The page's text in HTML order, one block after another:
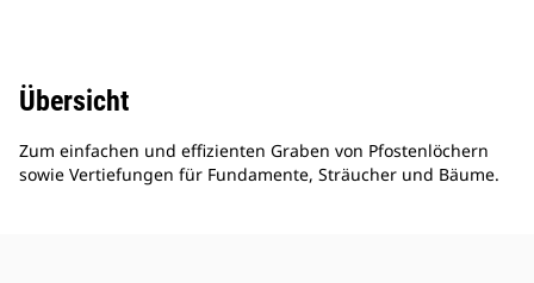
Übersicht
Zum einfachen und effizienten Graben von Pfostenlöchern
sowie Vertiefungen für Fundamente, Sträucher und Bäume.